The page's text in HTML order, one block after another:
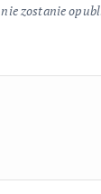
zostanie